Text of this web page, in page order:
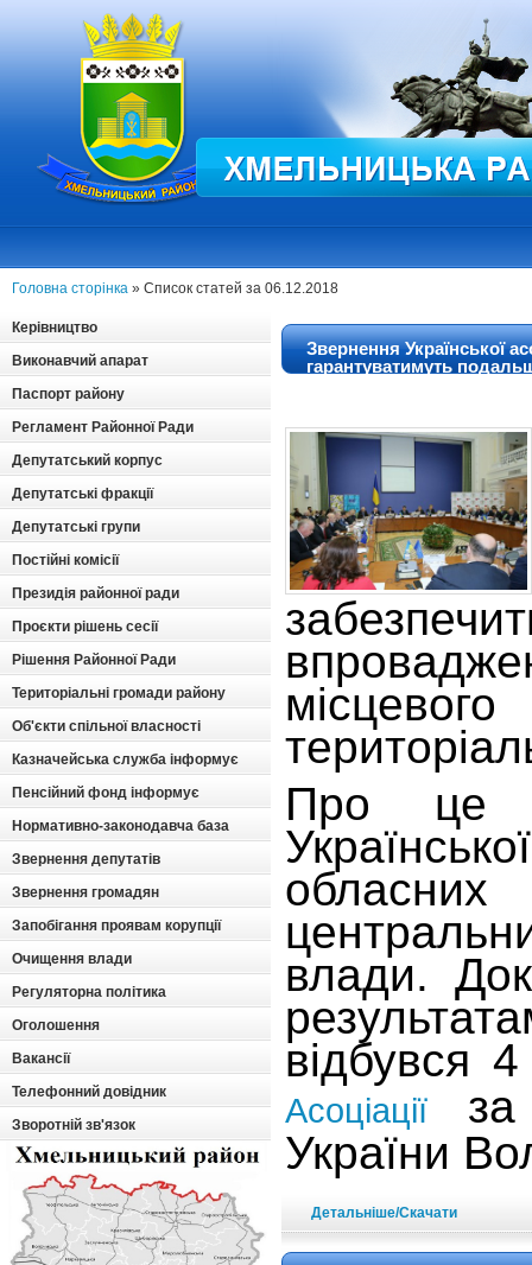
Головна сторінка » Список статей за 06.12.2018
Керівництво
Виконавчий апарат
Паспорт району
Регламент Районної Ради
Депутатський корпус
Депутатські фракції
Депутатські групи
Постійні комісії
Президія районної ради
Проєкти рішень сесії
Рішення Районної Ради
Територіальні громади району
Об'єкти спільної власності
Казначейська служба інформує
Пенсійний фонд інформує
Нормативно-законодавча база
Звернення депутатів
Звернення громадян
Запобігання проявам корупції
Очищення влади
Регуляторна політика
Оголошення
Вакансії
Телефонний довідник
Зворотній зв'язок
Звернення Української
гарантуватимуть
Про це
влади.
відбувся
Асоціації
за
України
Детальніше/Скачати